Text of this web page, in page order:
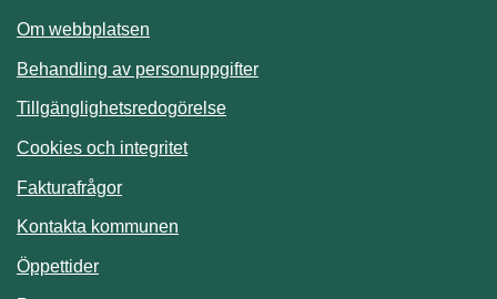
Om webbplatsen
Behandling av personuppgifter
Tillgänglighetsredogörelse
Cookies och integritet
Fakturafrågor
Kontakta kommunen
Öppettider